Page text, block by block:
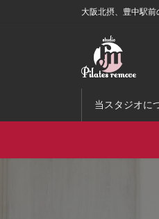
ッ
移
大阪北摂、豊中駅
当スタジオに